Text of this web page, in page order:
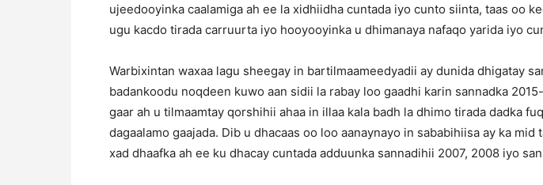
ujeedooyinka caalamiga ah ee la xidhiidha cuntada iyo cunto siinta, taas oo
ugu kacdo tirada carruurta iyo hooyooyinka u dhimanaya nafaqo yarida iyo
Warbixintan waxaa lagu sheegay in bartilmaameedyadii ay dunida dhigatay
badankoodu noqdeen kuwo aan sidii la rabay loo gaadhi karin sannadka
gaar ah u tilmaamtay qorshihii ahaa in illaa kala badh la dhimo tirada dadka
dagaalamo gaajada. Dib u dhacaas oo loo aanaynayo in sababihiisa ay ka mid
xad dhaafka ah ee ku dhacay cuntada adduunka sannadihii 2007, 2008 iyo